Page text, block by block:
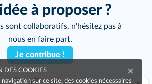
à proposer ?
sont collaboratifs, n'hésitez pas à
nous en faire part.
Je contribue !
DES COOKIES
sur ce site, des cookies nécessaires